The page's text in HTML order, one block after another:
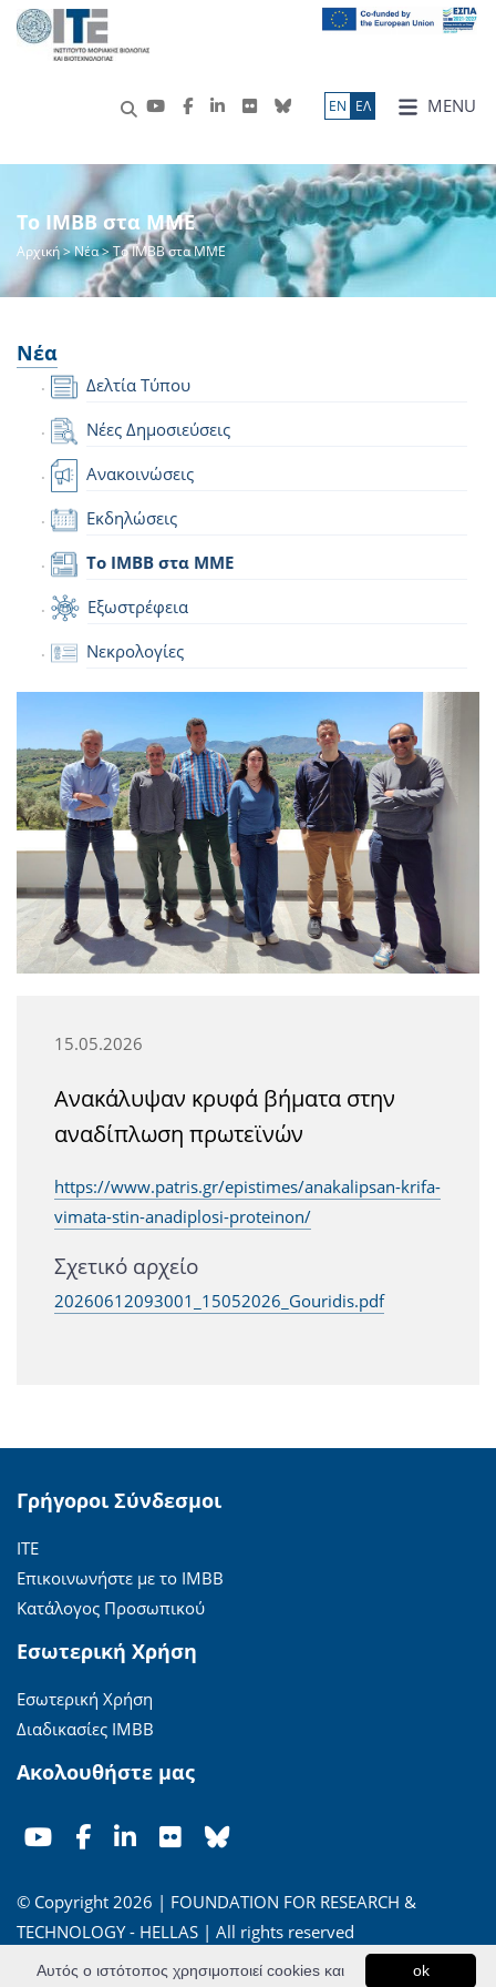
MENU
ΕN ΕΛ
Το IMBB στα ΜΜΕ
Αρχική>Νέα> Το IMBB στα ΜΜΕ
Νέα
Δελτία Τύπου
Νέες Δημοσιεύσεις
Ανακοινώσεις
Εκδηλώσεις
Το IMBB στα ΜΜΕ
Εξωστρέφεια
Νεκρολογίες
15.05.2026
Ανακάλυψαν κρυφά βήματα στην
αναδίπλωση πρωτεϊνών
https://www.patris.gr/epistimes/anakalipsan-krifa-
vimata-stin-anadiplosi-proteinon/
Σχετικό αρχείο
20260612093001_15052026_Gouridis.pdf
Γρήγοροι Σύνδεσμοι
ΙΤΕ
Επικοινωνήστε με το ΙΜΒΒ
Κατάλογος Προσωπικού
Εσωτερική Χρήση
Εσωτερική Χρήση
Διαδικασίες ΙΜΒΒ
Ακολουθήστε μας
© Copyright 2026 | FOUNDATION FOR RESEARCH &
TECHNOLOGY - HELLAS | All rights reserved
'Οροι Χρήσης|Πολιτική Απορρήτου ok
Αυτός ο ιστότοπος χρησιμοποιεί cookies και